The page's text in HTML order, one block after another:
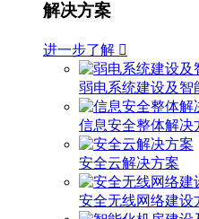
解决方案
进一步了解 
弱电系统建设及智
信息安全整体解决
安全云解决方案
安全无线网络建设